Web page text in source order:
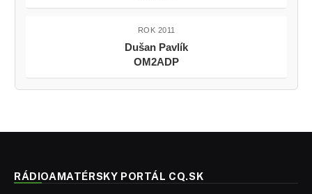
ROK 2011
Dušan Pavlík
OM2ADP
RÁDIOAMATÉRSKY PORTÁL CQ.SK